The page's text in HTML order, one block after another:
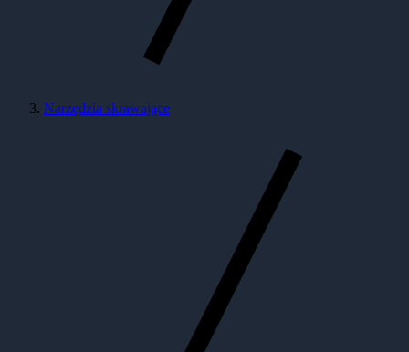
Narzędzia skrawające